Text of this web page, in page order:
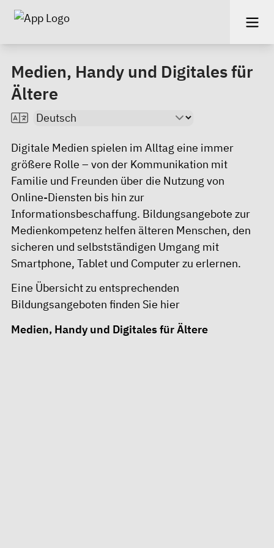
Medien, Handy und Digitales für
Ältere
Digitale Medien spielen im Alltag eine immer
größere Rolle – von der Kommunikation mit
Familie und Freunden über die Nutzung von
Online-Diensten bis hin zur
Informationsbeschaffung. Bildungsangebote zur
Medienkompetenz helfen älteren Menschen, den
sicheren und selbstständigen Umgang mit
Smartphone, Tablet und Computer zu erlernen.
Eine Übersicht zu entsprechenden
Bildungsangeboten finden Sie hier
Medien, Handy und Digitales für Ältere